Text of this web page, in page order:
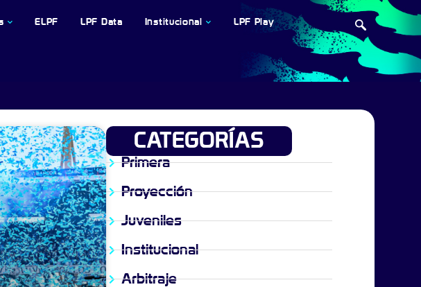
ELPF LPF Data Institucional LPF Play
CATEGORÍAS
Primera
Proyección
Juveniles
Institucional
Arbitraje